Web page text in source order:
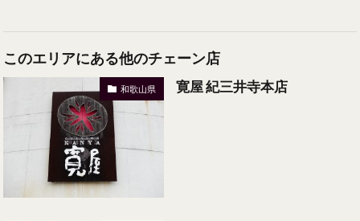
このエリアにある他のチェーン店
和歌山県 寛屋 紀三井寺本店